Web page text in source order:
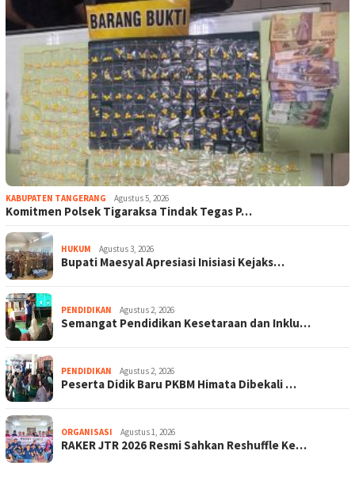
KABUPATEN TANGERANG Agustus 5, 2026
Komitmen Polsek Tigaraksa Tindak Tegas P…
HUKUM Agustus 3, 2026
Bupati Maesyal Apresiasi Inisiasi Kejaks…
PENDIDIKAN Agustus 2, 2026
Semangat Pendidikan Kesetaraan dan Inklu…
PENDIDIKAN Agustus 2, 2026
Peserta Didik Baru PKBM Himata Dibekali …
ORGANISASI Agustus 1, 2026
RAKER JTR 2026 Resmi Sahkan Reshuffle Ke…